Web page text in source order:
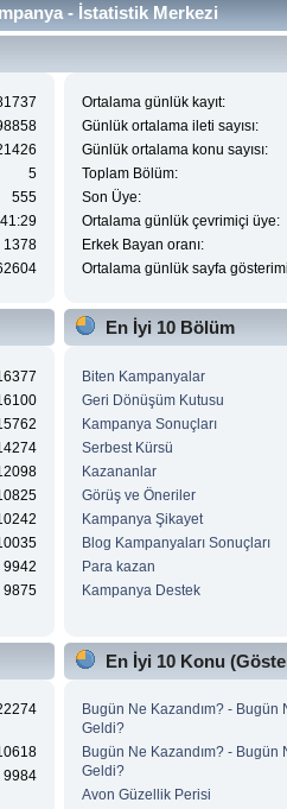
- İstatistik Merkezi
5
555
1378
Ortalama günlük kayıt:
Günlük ortalama ileti sayısı:
Günlük ortalama konu sayısı:
Toplam Bölüm:
Son Üye:
Ortalama günlük çevrimiçi üye:
Erkek Bayan oranı:
Ortalama günlük sayfa
9942
9875
En İyi 10 Bölüm
Biten Kampanyalar
Geri Dönüşüm Kutusu
Kampanya Sonuçları
Serbest Kürsü
Kazananlar
Görüş ve Öneriler
Kampanya Şikayet
Blog Kampanyaları Sonuçları
Para kazan
Kampanya Destek
9984
En İyi 10 Konu
Bugün Ne Kazandım? - Bugün
Geldi?
Bugün Ne Kazandım? - Bugün
Geldi?
Avon Güzellik Perisi